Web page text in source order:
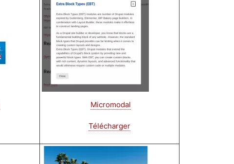
Micromodal
Télécharger
Image